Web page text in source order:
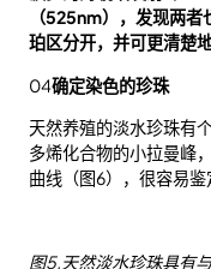
（525nm），发现两
珀区分开，并可更清楚
04确定染色的珍珠
天然养殖的淡水珍珠有
多烯化合物的小拉曼峰
曲线（图6），很容易鉴
图5.天然淡水珍珠具有